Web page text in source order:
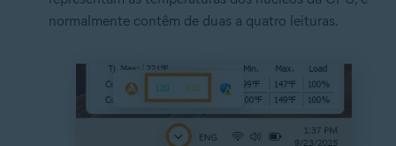
normalmente contêm de duas a quatro leituras.